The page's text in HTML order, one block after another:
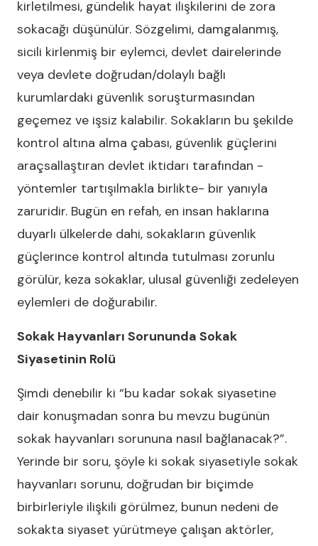
kirletilmesi, gündelik hayat ilişkilerini de zora
sokacağı düşünülür. Sözgelimi, damgalanmış,
sicili kirlenmiş bir eylemci, devlet dairelerinde
veya devlete doğrudan/dolaylı bağlı
kurumlardaki güvenlik soruşturmasından
geçemez ve işsiz kalabilir. Sokakların bu şekilde
kontrol altına alma çabası, güvenlik güçlerini
araçsallaştıran devlet iktidarı tarafından -
yöntemler tartışılmakla birlikte- bir yanıyla
zaruridir. Bugün en refah, en insan haklarına
duyarlı ülkelerde dahi, sokakların güvenlik
güçlerince kontrol altında tutulması zorunlu
görülür, keza sokaklar, ulusal güvenliği zedeleyen
eylemleri de doğurabilir.
Sokak Hayvanları Sorununda Sokak
Siyasetinin Rolü
Şimdi denebilir ki “bu kadar sokak siyasetine
dair konuşmadan sonra bu mevzu bugünün
sokak hayvanları sorununa nasıl bağlanacak?”.
Yerinde bir soru, şöyle ki sokak siyasetiyle sokak
hayvanları sorunu, doğrudan bir biçimde
birbirleriyle ilişkili görülmez, bunun nedeni de
sokakta siyaset yürütmeye çalışan aktörler,